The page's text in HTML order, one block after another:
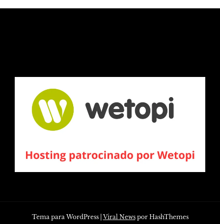
Tema para WordPress Viral Newspor HashThemes